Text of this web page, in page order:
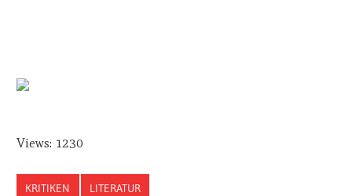
Views: 1230
KRITIKEN LITERATUR